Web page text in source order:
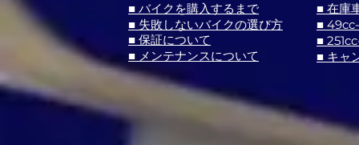
■ バイクを購入するまで
■ 失敗しないバイクの選び方
■ 保証について
■ メンテナンスについて
■ 在庫
■
■
■ キャ